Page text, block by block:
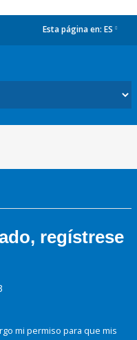
Esta página en: ES
regístrese
mi permiso para que mis